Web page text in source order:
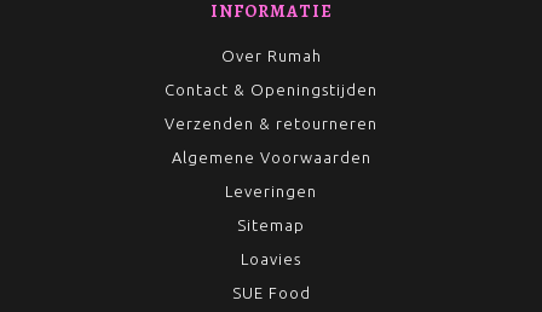
INFORMATIE
Over Rumah
Contact & Openingstijden
Verzenden & retourneren
Algemene Voorwaarden
Leveringen
Sitemap
Loavies
SUE Food